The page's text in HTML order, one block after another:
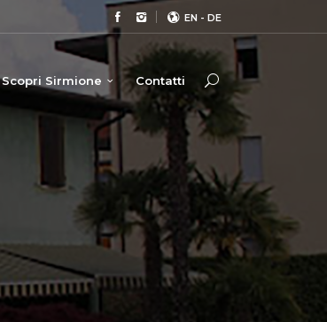
EN - DE
Scopri Sirmione Contatti